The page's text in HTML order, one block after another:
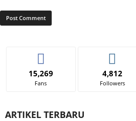
15,269
Fans
4,812
Followers
ARTIKEL TERBARU